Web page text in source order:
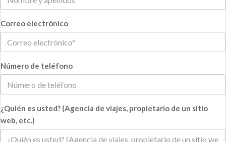
Correo electrónico
Número de teléfono
¿Quién es usted? (Agencia de viajes, propietario de un sitio
web, etc.)